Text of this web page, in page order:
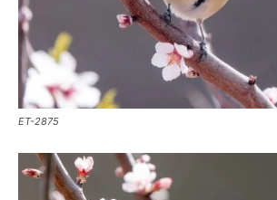
ET-2875